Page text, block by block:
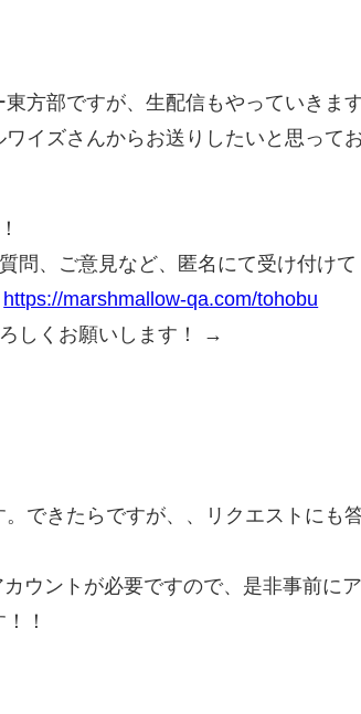
方部ですが、生配信もやっていきま
イズさんからお送りしたいと思って
問、ご意見など、匿名にて受け付けて
https://marshmallow-qa.com/tohobu
しくお願いします！ →
できたらですが、、リクエストにも
ウントが必要ですので、是非事前に
！